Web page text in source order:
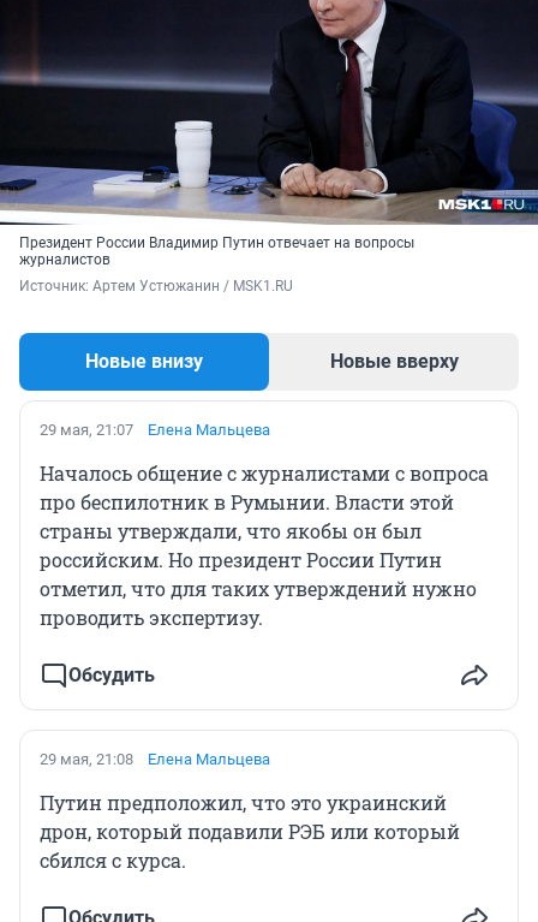
Президент России Владимир Путин отвечает на вопросы
журналистов
Источник: Артем Устюжанин / MSK1.RU
Новые внизу Новые вверху
29 мая, 21:07 Елена Мальцева
Началось общение с журналистами с вопроса
про беспилотник в Румынии. Власти этой
страны утверждали, что якобы он был
российским. Но президент России Путин
отметил, что для таких утверждений нужно
проводить экспертизу.
Обсудить
29 мая, 21:08 Елена Мальцева
Путин предположил, что это украинский
дрон, который подавили РЭБ или который
сбился с курса.